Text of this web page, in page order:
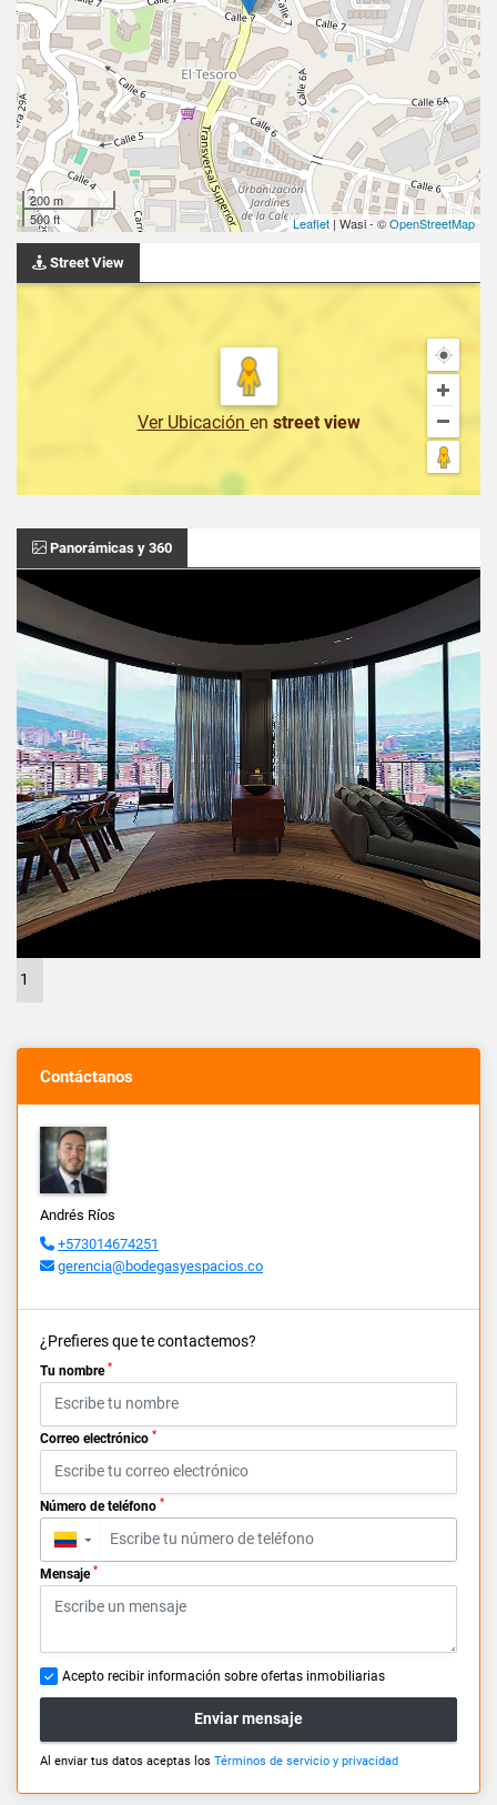
200 m
500 ft
Leaflet | Wasi - ©OpenStreetMap
Street View
Ver Ubicación en street view
Panorámicas y 360
1
Contáctanos
Andrés Ríos
+573014674251
gerencia@bodegasyespacios.co
¿Prefieres que te contactemos?
Tu nombre *
Correo electrónico *
Número de teléfono *
▼
Mensaje *
Acepto recibir información sobre ofertas inmobiliarias
Enviar mensaje
Al enviar tus datos aceptas los Términos de servicio y privacidad